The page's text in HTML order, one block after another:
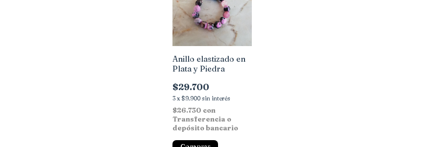
Anillo elastizado en
Plata y Piedra
$29.700
3 x $9.900 sin interés
$26.730 con
Transferencia o
depósito bancario